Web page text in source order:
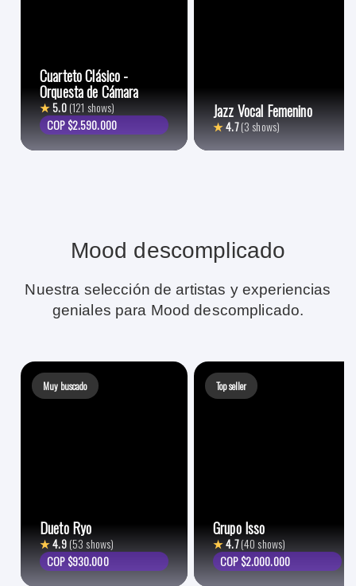
Cuarteto Clásico -
Orquesta de Cámara
★5.0(121 shows)
COP $2.590.000
Jazz Vocal Femenino
★4.7(3 shows)
Mood descomplicado
Nuestra selección de artistas y experiencias
geniales para Mood descomplicado.
Muy buscado
Dueto Ryo
★4.9(53 shows)
COP $930.000
Top seller
Grupo Isso
★4.7(40 shows)
COP $2.000.000